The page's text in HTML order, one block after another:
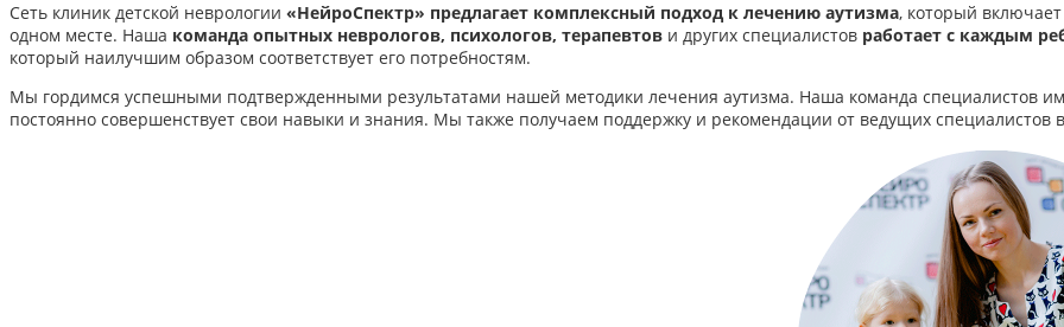
Сеть клиник детской неврологии «НейроСпектр» предлагает комплексный подход к лечению аутизма, который
одном месте. Наша команда опытных неврологов, психологов, терапевтов и других специалистов работает с каждым
который наилучшим образом соответствует его потребностям.
Мы гордимся успешными подтвержденными результатами нашей методики лечения аутизма. Наша команда специалистов
постоянно совершенствует свои навыки и знания. Мы также получаем поддержку и рекомендации от ведущих специалистов